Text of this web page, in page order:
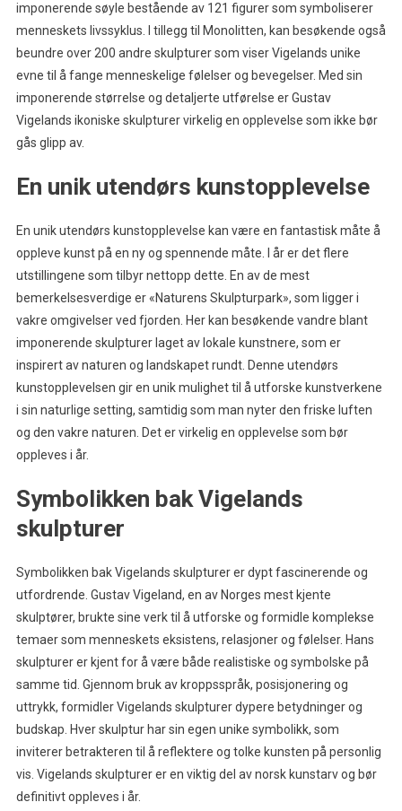
imponerende søyle bestående av 121 figurer som symboliserer
menneskets livssyklus. I tillegg til Monolitten, kan besøkende også
beundre over 200 andre skulpturer som viser Vigelands unike
evne til å fange menneskelige følelser og bevegelser. Med sin
imponerende størrelse og detaljerte utførelse er Gustav
Vigelands ikoniske skulpturer virkelig en opplevelse som ikke bør
gås glipp av.
En unik utendørs kunstopplevelse
En unik utendørs kunstopplevelse kan være en fantastisk måte å
oppleve kunst på en ny og spennende måte. I år er det flere
utstillingene som tilbyr nettopp dette. En av de mest
bemerkelsesverdige er «Naturens Skulpturpark», som ligger i
vakre omgivelser ved fjorden. Her kan besøkende vandre blant
imponerende skulpturer laget av lokale kunstnere, som er
inspirert av naturen og landskapet rundt. Denne utendørs
kunstopplevelsen gir en unik mulighet til å utforske kunstverkene
i sin naturlige setting, samtidig som man nyter den friske luften
og den vakre naturen. Det er virkelig en opplevelse som bør
oppleves i år.
Symbolikken bak Vigelands
skulpturer
Symbolikken bak Vigelands skulpturer er dypt fascinerende og
utfordrende. Gustav Vigeland, en av Norges mest kjente
skulptører, brukte sine verk til å utforske og formidle komplekse
temaer som menneskets eksistens, relasjoner og følelser. Hans
skulpturer er kjent for å være både realistiske og symbolske på
samme tid. Gjennom bruk av kroppsspråk, posisjonering og
uttrykk, formidler Vigelands skulpturer dypere betydninger og
budskap. Hver skulptur har sin egen unike symbolikk, som
inviterer betrakteren til å reflektere og tolke kunsten på personlig
vis. Vigelands skulpturer er en viktig del av norsk kunstarv og bør
definitivt oppleves i år.